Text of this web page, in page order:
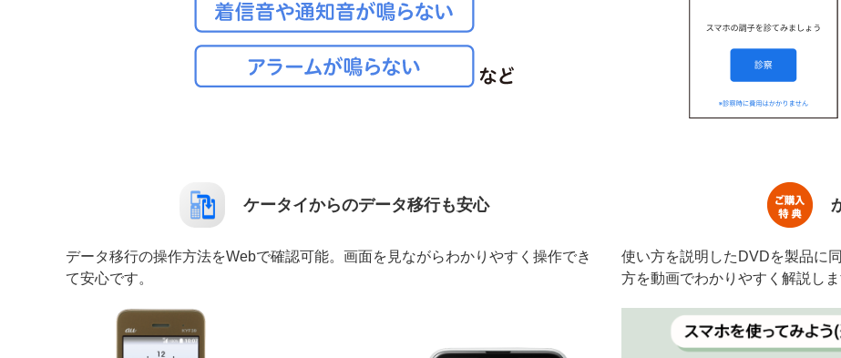
ケータイからのデータ移行も安心
データ移行の操作方法をWebで確認可能。画面を見ながらわかりやすく操作でき
て安心です。
使い方を説明したDVDを製品に
方を動画でわかりやすく解説しま